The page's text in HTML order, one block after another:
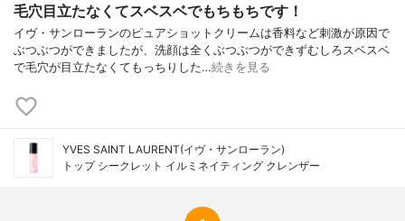
毛穴目立たなくてスベスベでもちもちです！
イヴ・サンローランのピュアショットクリームは香料など刺激が原因で
ぶつぶつができましたが、洗顔は全くぶつぶつができずむしろスベスベ
で毛穴が目立たなくてもっちりした…続きを見る
YVES SAINT LAURENT(イヴ・サンローラン)
トップ シークレット イルミネイティング クレンザー